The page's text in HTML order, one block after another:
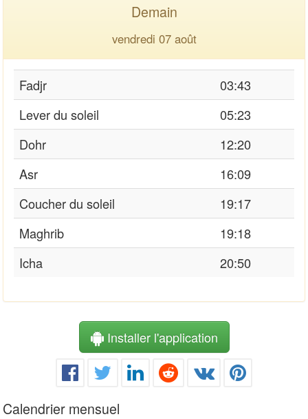
Demain
vendredi 07 août
Fadjr
03:43
Lever du soleil
05:23
Dohr
12:20
Asr
16:09
Coucher du soleil
19:17
Maghrib
19:18
Icha
20:50
Installer l'application
Calendrier mensuel